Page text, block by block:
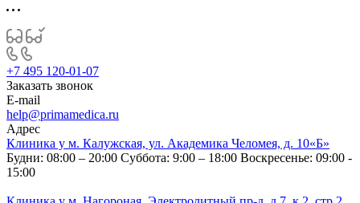
+7 495 120-01-07
Заказать звонок
E-mail
help@primamedica.ru
Адрес
Клиника у м. Калужская, ул. Академика Челомея, д. 10«Б»
Будни: 08:00 – 20:00 Суббота: 9:00 – 18:00 Воскресенье: 09:00 -
15:00